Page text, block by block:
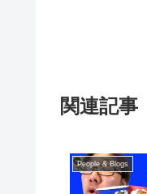
関連記事
People & Blogs